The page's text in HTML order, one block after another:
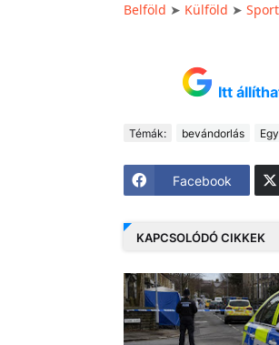
Belföld ➤ Külföld ➤ Sport
Itt
Témák: bevándorlás
Facebook
KAPCSOLÓDÓ CIKKEK